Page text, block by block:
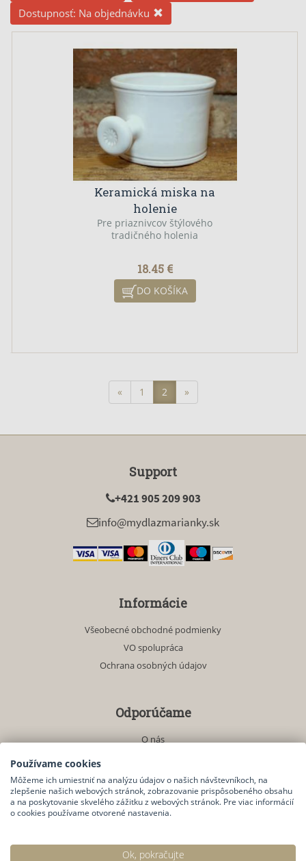
Dostupnosť: Na objednávku
Keramická miska na
holenie
Pre priaznivcov štýlového
tradičného holenia
18.45 €
DO KOŠÍKA
« 1 2 »
Support
+421 905 209 903
info@mydlazmarianky.sk
Informácie
Všeobecné obchodné podmienky
VO spolupráca
Ochrana osobných údajov
Odporúčame
O nás
Kontakt
Používame cookies
Môžeme ich umiestniť na analýzu údajov o našich návštevníkoch, na
zlepšenie našich webových stránok, zobrazovanie prispôsobeného obsahu
a na poskytovanie skvelého zážitku z webových stránok. Pre viac informácií
o cookies používame otvorené nastavenia.
Ok, pokračujte